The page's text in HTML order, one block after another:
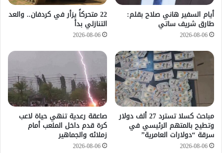
أيام السفير هاني صلاح بقلم:
طارق شريف ساتي
2026-08-06
22 متحركاً يزأر في كردفان.. والعد
التنازلي بدأ
2026-08-06
مباحث كسلا تسترد 27 ألف دولار
وتطيح بالمتهم الرئيسي في
سرقة “دولارات العامرية”
2026-08-06
صاعقة رعدية تنهي حياة لاعب
كرة قدم داخل الملعب أمام
زملائه والجماهير
2026-08-06